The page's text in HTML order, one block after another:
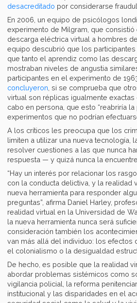
desacreditado por considerarse
En 2006, un equipo de psicólogos
experimento de Milgram, que consistió
descarga eléctrica virtual a hombres
equipo descubrió que los participantes
que tanto el aprendiz como las
mostraban niveles de angustia
participantes en el experimento de
concluyeron , si se comprueba que
virtual son réplicas igualmente
cabo en persona, que esto “reabriría la
experimentos que no podrían
A los críticos les preocupa que los
limiten a utilizar una nueva tecnología,
resolver cuestiones a las que nunca
respuesta — y quizá nunca la
“Hay un interés por relacionar los
con la conducta delictiva, y la realidad
nueva herramienta para responder
preguntas”, afirma Daniel Harley,
realidad virtual en la Universidad de
la nueva herramienta nunca será
consideración también los
van más allá del individuo: los efectos
el colonialismo o la desigualdad
De hecho, es posible que la realidad
abordar problemas sistémicos como
vigilancia policial, la reforma
institucional y las disparidades en el